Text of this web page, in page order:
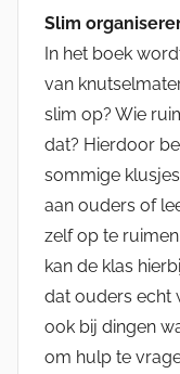
Slim
In het boek
van
slim op? Wie
dat? Hierdoor
sommige
aan ouders of
zelf op te
kan de klas
dat ouders echt
ook bij dingen
om hulp te